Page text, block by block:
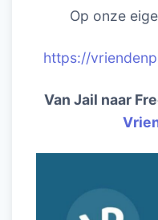
Op onze
https://
Van Jail naar